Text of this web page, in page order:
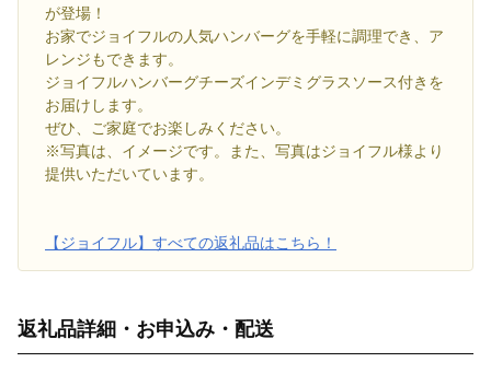
が登場！
お家でジョイフルの人気ハンバーグを手軽に調理でき、ア
レンジもできます。
ジョイフルハンバーグチーズインデミグラスソース付きを
お届けします。
ぜひ、ご家庭でお楽しみください。
※写真は、イメージです。また、写真はジョイフル様より
提供いただいています。
【ジョイフル】すべての返礼品はこちら！
返礼品詳細・お申込み・配送